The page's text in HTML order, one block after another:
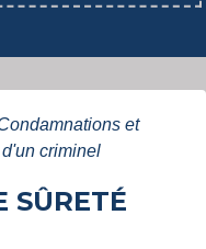
et
criminel
SÛRETÉ